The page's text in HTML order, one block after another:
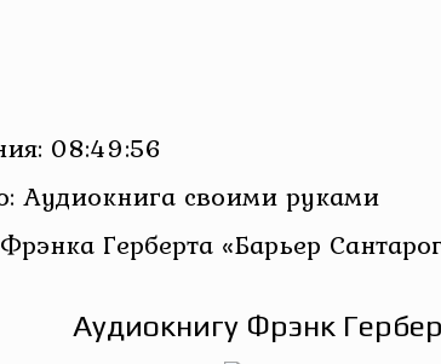
08:49:56
Аудиокнига своими руками
Герберта «Барьер
Аудиокнигу Фрэнк